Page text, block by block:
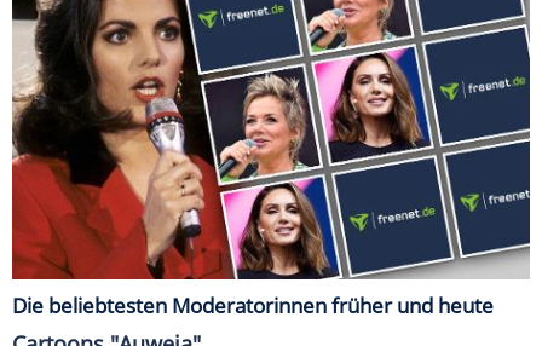
Die beliebtesten Moderatorinnen früher und heute